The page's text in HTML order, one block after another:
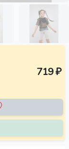
719 ₽